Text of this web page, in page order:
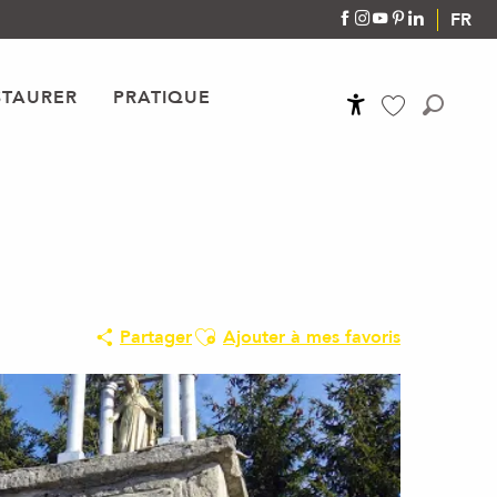
FR
PRATIQUE
PartagerAjouter aux favoris
Ajouter à mes favoris